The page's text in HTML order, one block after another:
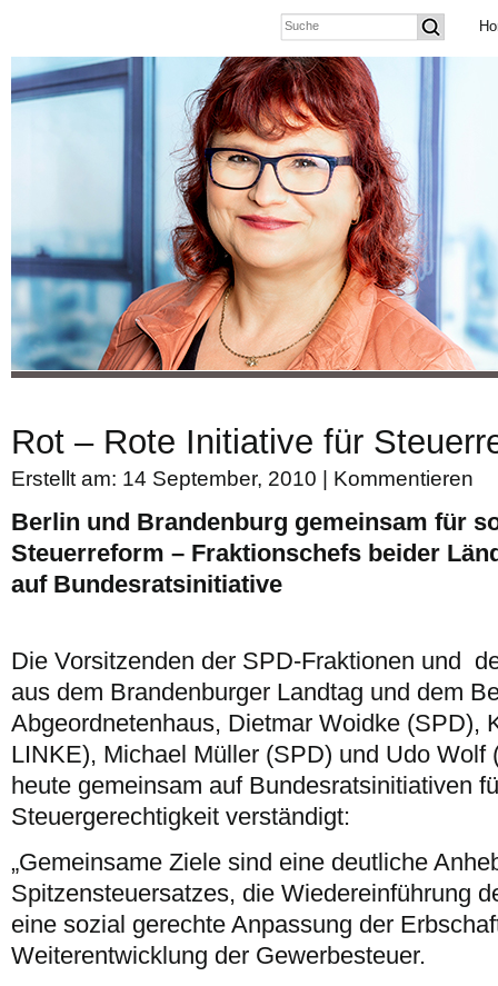
Rot – Rote Initiative für
Erstellt am: 14 September, 2010 | Kommentieren
Berlin und Brandenburg gemeinsam für
Steuerreform – Fraktionschefs beider
auf Bundesratsinitiative
Die Vorsitzenden der SPD-Fraktionen und
aus dem Brandenburger Landtag und dem
Abgeordnetenhaus, Dietmar Woidke (SPD),
LINKE), Michael Müller (SPD) und Udo Wolf
heute gemeinsam auf Bundesratsinitiativen
Steuergerechtigkeit verständigt:
„Gemeinsame Ziele sind eine deutliche
Spitzensteuersatzes, die Wiedereinführung
eine sozial gerechte Anpassung der
Weiterentwicklung der Gewerbesteuer.